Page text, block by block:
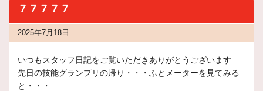
７７７７７
2025年7月18日
いつもスタッフ日記をご覧いただきありがとうございます
先日の技能グランプリの帰り・・・ふとメーターを見てみる
と・・・